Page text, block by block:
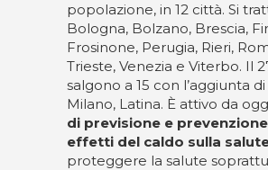
popolazione, in 12 città. Si
Bologna, Bolzano, Brescia,
Frosinone, Perugia, Rieri,
Trieste, Venezia e Viterbo. Il
salgono a 15 con l’aggiunta
Milano, Latina. È attivo da
di previsione e
effetti del caldo sulla
proteggere la salute